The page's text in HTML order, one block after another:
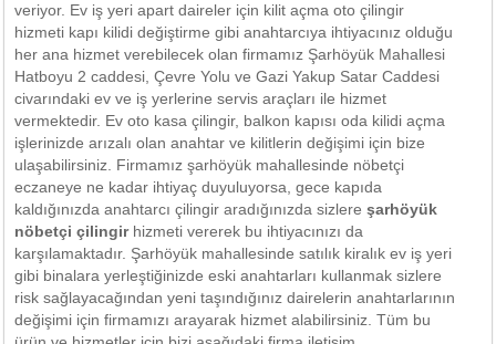
veriyor. Ev iş yeri apart daireler için kilit açma oto çilingir
hizmeti kapı kilidi değiştirme gibi anahtarcıya ihtiyacınız olduğu
her ana hizmet verebilecek olan firmamız Şarhöyük Mahallesi
Hatboyu 2 caddesi, Çevre Yolu ve Gazi Yakup Satar Caddesi
civarındaki ev ve iş yerlerine servis araçları ile hizmet
vermektedir. Ev oto kasa çilingir, balkon kapısı oda kilidi açma
işlerinizde arızalı olan anahtar ve kilitlerin değişimi için bize
ulaşabilirsiniz. Firmamız şarhöyük mahallesinde nöbetçi
eczaneye ne kadar ihtiyaç duyuluyorsa, gece kapıda
kaldığınızda anahtarcı çilingir aradığınızda sizlereşarhöyük
nöbetçi çilingirhizmeti vererek bu ihtiyacınızı da
karşılamaktadır. Şarhöyük mahallesinde satılık kiralık ev iş yeri
gibi binalara yerleştiğinizde eski anahtarları kullanmak sizlere
risk sağlayacağından yeni taşındığınız dairelerin anahtarlarının
değişimi için firmamızı arayarak hizmet alabilirsiniz. Tüm bu